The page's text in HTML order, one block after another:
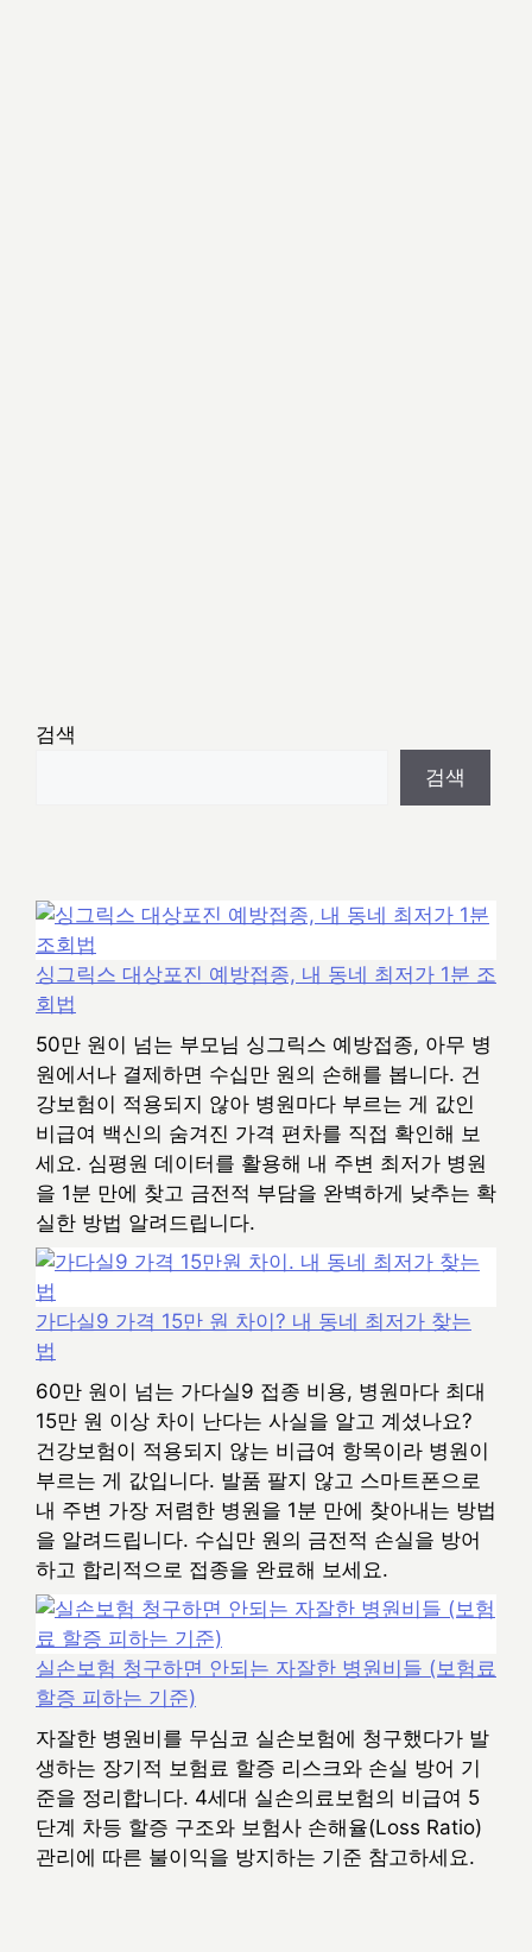
검색
검색
싱그릭스 대상포진 예방접종, 내 동네 최저가 1분 조
회법
50만 원이 넘는 부모님 싱그릭스 예방접종, 아무 병
원에서나 결제하면 수십만 원의 손해를 봅니다. 건
강보험이 적용되지 않아 병원마다 부르는 게 값인
비급여 백신의 숨겨진 가격 편차를 직접 확인해 보
세요. 심평원 데이터를 활용해 내 주변 최저가 병원
을 1분 만에 찾고 금전적 부담을 완벽하게 낮추는 확
실한 방법 알려드립니다.
가다실9 가격 15만 원 차이? 내 동네 최저가 찾는
법
60만 원이 넘는 가다실9 접종 비용, 병원마다 최대
15만 원 이상 차이 난다는 사실을 알고 계셨나요?
건강보험이 적용되지 않는 비급여 항목이라 병원이
부르는 게 값입니다. 발품 팔지 않고 스마트폰으로
내 주변 가장 저렴한 병원을 1분 만에 찾아내는 방법
을 알려드립니다. 수십만 원의 금전적 손실을 방어
하고 합리적으로 접종을 완료해 보세요.
실손보험 청구하면 안되는 자잘한 병원비들 (보험료
할증 피하는 기준)
자잘한 병원비를 무심코 실손보험에 청구했다가 발
생하는 장기적 보험료 할증 리스크와 손실 방어 기
준을 정리합니다. 4세대 실손의료보험의 비급여 5
단계 차등 할증 구조와 보험사 손해율(Loss Ratio)
관리에 따른 불이익을 방지하는 기준 참고하세요.